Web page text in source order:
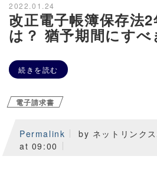
2022.01.24
改正電子帳簿保存法
は？ 猶予期間にすべ
続きを読む
電子請求書
Permalink
by ネットリンク
at 09:00